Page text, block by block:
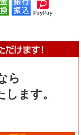
ら
ます。